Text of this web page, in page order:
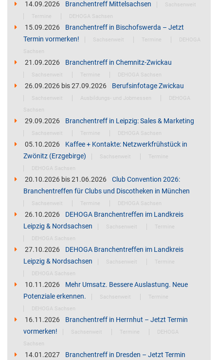
14.09.2026 Branchentreff Mittelsachsen
Sachsenweit
Termine
DEHOGA Sachsen
15.09.2026
Branchentreff in Bischofswerda – Jetzt
Termin vormerken!
Sachsenweit Termine
DEHOGA
Sachsen
21.09.2026 Branchentreff in Chemnitz-Zwickau
Sachsenweit Termine DEHOGA Sachsen
26.09.2026 bis27.09.2026 Berufsinfotage Zwickau
Sachsenweit Ausbildungs- und Jobmessen
DEHOGA
Sachsen
29.09.2026 Branchentreff in Leipzig: Sales & Marketing
Sachsenweit Termine DEHOGA Sachsen
05.10.2026
Kaffee + Kontakte: Netzwerkfrühstück in
Zwönitz (Erzgebirge)
Sachsenweit
Termine
DEHOGA Sachsen
20.10.2026 bis21.06.2026
Club Convention 2026:
Branchentreffen für Clubs und Discotheken in München
Sachsenweit Termine DEHOGA Sachsen
26.10.2026
DEHOGA Branchentreffen im Landkreis
Leipzig & Nordsachsen
Sachsenweit
Termine
DEHOGA Sachsen
27.10.2026
DEHOGA Branchentreffen im Landkreis
Leipzig & Nordsachsen
Sachsenweit
Termine
DEHOGA Sachsen
10.11.2026
Mehr Umsatz. Bessere Auslastung. Neue
Potenziale erkennen.
Sachsenweit
Termine
DEHOGA Sachsen
16.11.2026
Branchentreff in Herrnhut – Jetzt Termin
vormerken!
Sachsenweit Termine
DEHOGA
Sachsen
14.01.2027
Branchentreff in Dresden – Jetzt Termin